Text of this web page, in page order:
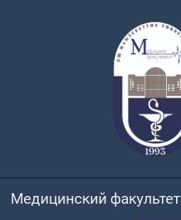
Медицинский факультет